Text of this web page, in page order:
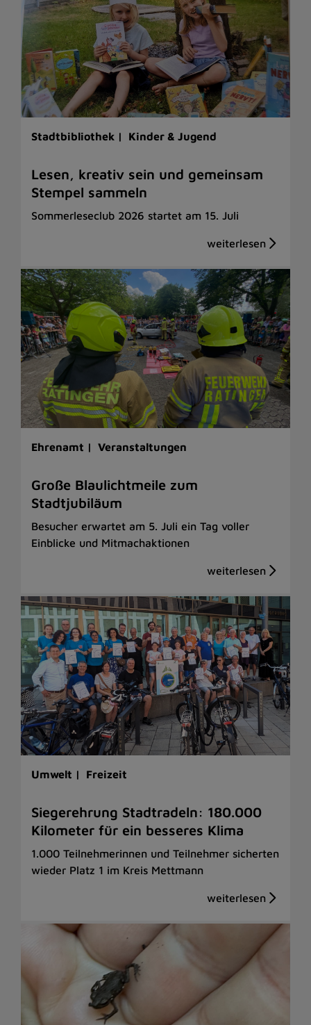
Stadtbibliothek | Kinder & Jugend
Lesen, kreativ sein und gemeinsam
Stempel sammeln
Sommerleseclub 2026 startet am 15. Juli
Ehrenamt | Veranstaltungen
Große Blaulichtmeile zum
Stadtjubiläum
Besucher erwartet am 5. Juli ein Tag voller
Einblicke und Mitmachaktionen
Umwelt | Freizeit
Siegerehrung Stadtradeln: 180.000
Kilometer für ein besseres Klima
1.000 Teilnehmerinnen und Teilnehmer sicherten
wieder Platz 1 im Kreis Mettmann